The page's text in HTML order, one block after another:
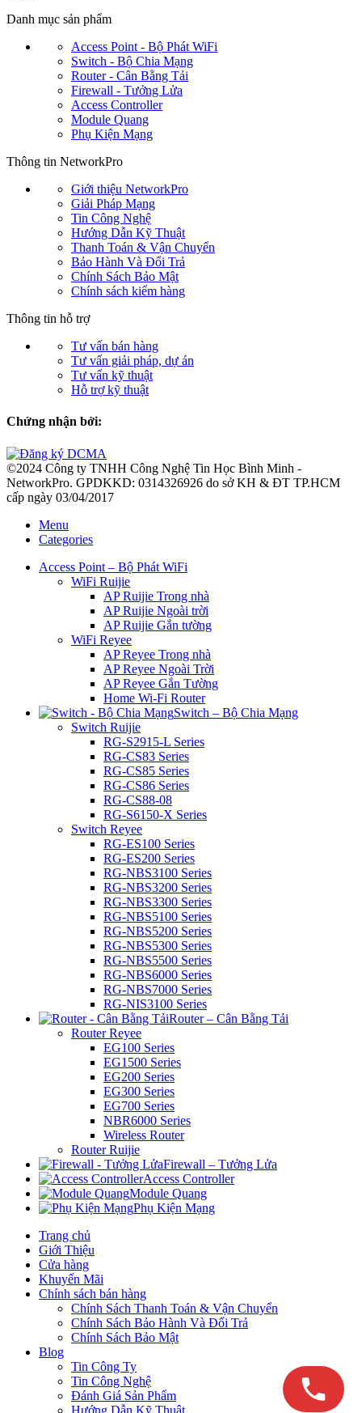
Danh mục sản phẩm
Access Point - Bộ Phát WiFi
Switch - Bộ Chia Mạng
Router - Cân Bằng Tải
Firewall - Tưởng Lửa
Access Controller
Module Quang
Phụ Kiện Mạng
Thông tin NetworkPro
Giới thiệu NetworkPro
Giải Pháp Mạng
Tin Công Nghệ
Hướng Dẫn Kỹ Thuật
Thanh Toán & Vận Chuyển
Bảo Hành Và Đổi Trả
Chính Sách Bảo Mật
Chính sách kiểm hàng
Thông tin hỗ trợ
Tư vấn bán hàng
Tư vấn giải pháp, dự án
Tư vấn kỹ thuật
Hỗ trợ kỹ thuật
Chứng nhận bởi:
©2024 Công ty TNHH Công Nghệ Tin Học Bình Minh -
NetworkPro. GPDKKD: 0314326926 do sở KH & ĐT TP.HCM
cấp ngày 03/04/2017
Menu
Categories
Access Point – Bộ Phát WiFi
WiFi Ruijie
AP Ruijie Trong nhà
AP Ruijie Ngoài trời
AP Ruijie Gắn tường
WiFi Reyee
AP Reyee Trong nhà
AP Reyee Ngoài Trời
AP Reyee Gắn Tường
Home Wi-Fi Router
Switch – Bộ Chia Mạng
Switch Ruijie
RG-S2915-L Series
RG-CS83 Series
RG-CS85 Series
RG-CS86 Series
RG-CS88-08
RG-S6150-X Series
Switch Reyee
RG-ES100 Series
RG-ES200 Series
RG-NBS3100 Series
RG-NBS3200 Series
RG-NBS3300 Series
RG-NBS5100 Series
RG-NBS5200 Series
RG-NBS5300 Series
RG-NBS5500 Series
RG-NBS6000 Series
RG-NBS7000 Series
RG-NIS3100 Series
Router – Cân Bằng Tải
Router Reyee
EG100 Series
EG1500 Series
EG200 Series
EG300 Series
EG700 Series
NBR6000 Series
Wireless Router
Router Ruijie
Firewall – Tưởng Lửa
Access Controller
Module Quang
Phụ Kiện Mạng
Trang chủ
Giới Thiệu
Cửa hàng
Khuyến Mãi
Chính sách bán hàng
Chính Sách Thanh Toán & Vận Chuyển
Chính Sách Bảo Hành Và Đổi Trả
Chính Sách Bảo Mật
Blog
Tin Công Ty
Tin Công Nghệ
Đánh Giá Sản Phẩm
Hướng Dẫn Kỹ Thuật